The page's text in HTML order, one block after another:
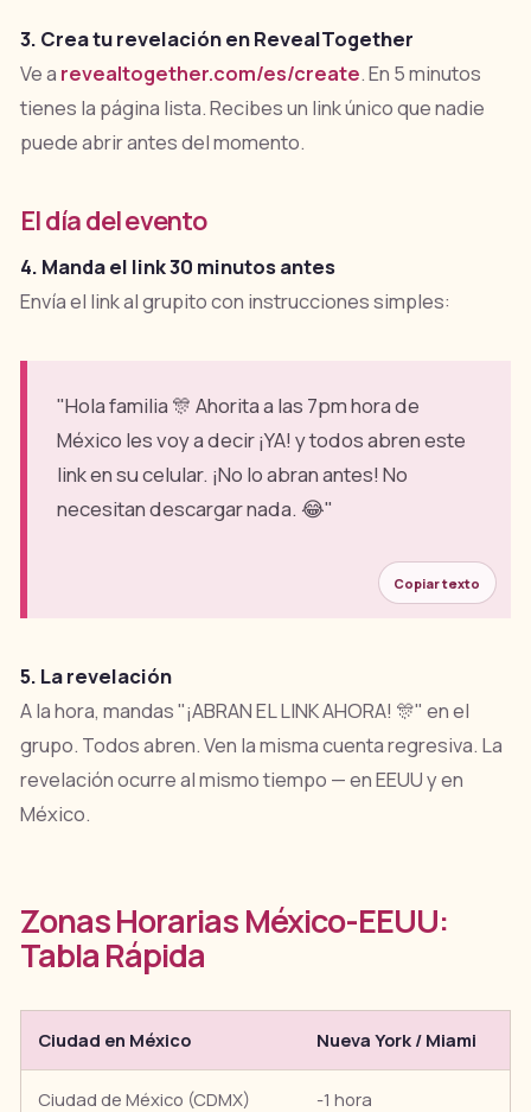
3. Crea tu revelación en RevealTogether
Ve a revealtogether.com/es/create. En 5 minutos
tienes la página lista. Recibes un link único que nadie
puede abrir antes del momento.
El día del evento
4. Manda el link 30 minutos antes
Envía el link al grupito con instrucciones simples:
"Hola familia 🎊 Ahorita a las 7pm hora de
México les voy a decir ¡YA! y todos abren este
link en su celular. ¡No lo abran antes! No
necesitan descargar nada. 😂"
Copiar texto
5. La revelación
A la hora, mandas "¡ABRAN EL LINK AHORA! 🎊" en el
grupo. Todos abren. Ven la misma cuenta regresiva. La
revelación ocurre al mismo tiempo — en EEUU y en
México.
Zonas Horarias México-EEUU:
Tabla Rápida
Ciudad en México Nueva York / Miami
Ciudad de México (CDMX) -1 hora